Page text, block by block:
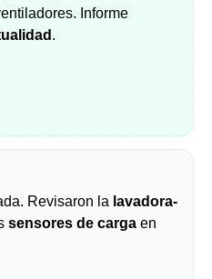
Informe
.
Revisaron la lavadora-
sensores de carga en